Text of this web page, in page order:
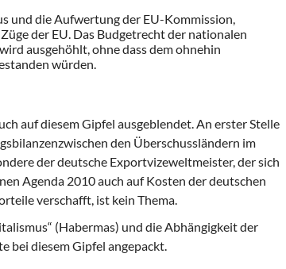
und die Aufwertung der EU-Kommission,
der EU. Das Budgetrecht der nationalen
ausgehöhlt, ohne dass dem ohnehin
würden.
auf diesem Gipfel ausgeblen­det. An erster Stelle
den Überschussländern im
der deutsche Exportvizeweltmeister, der sich
Agenda 2010auch auf Kosten der deutschen
verschafft, ist kein Thema.
(Habermas) und die Ab­hängigkeit der
bei diesem Gipfel angepackt.